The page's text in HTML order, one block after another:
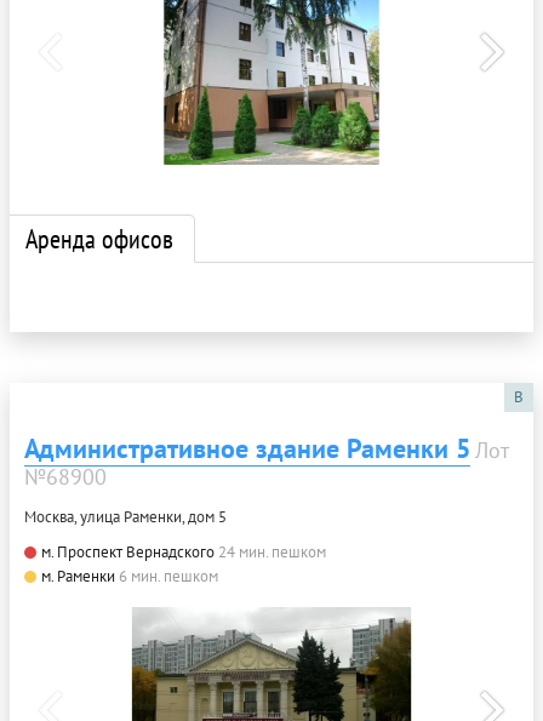
Аренда офисов
B
Административное здание Раменки 5 Лот
№68900
Москва, улица Раменки, дом 5
м. Проспект Вернадского 24 мин. пешком
м. Раменки 6 мин. пешком